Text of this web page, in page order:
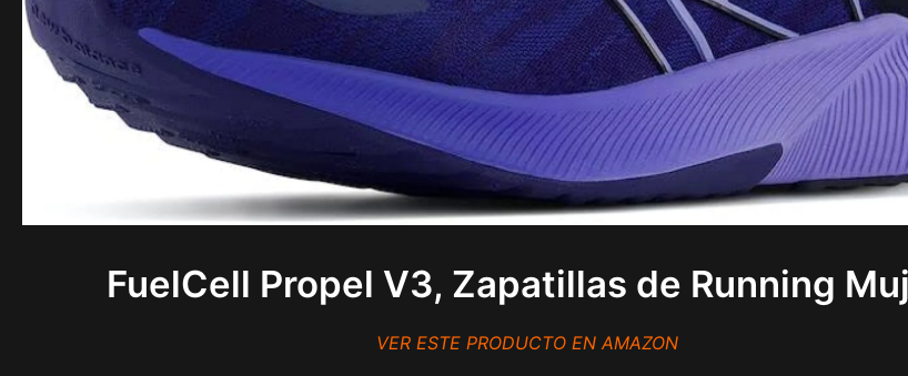
FuelCell Propel V3, Zapatillas de Running
VER ESTE PRODUCTO EN AMAZON